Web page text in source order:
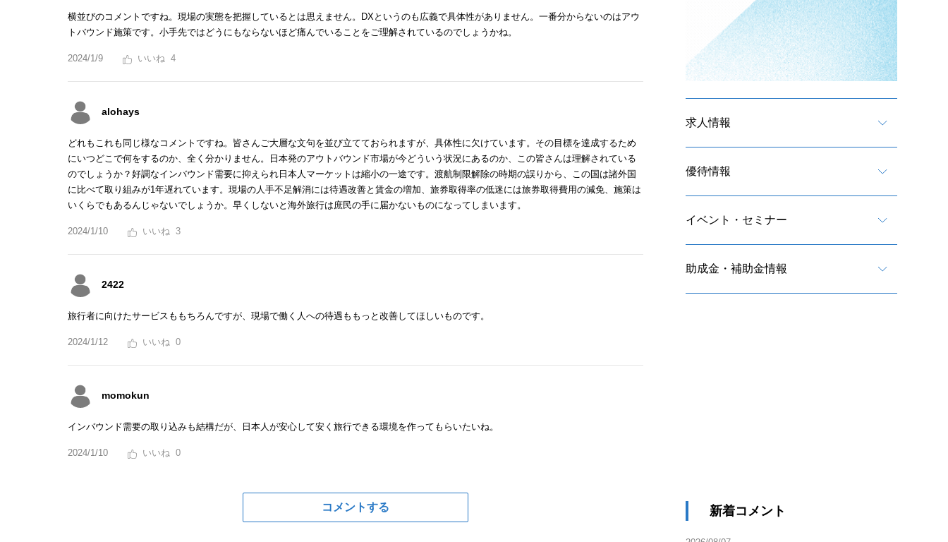
横並びのコメントですね。現場の実態を把握しているとは思えません。DXというのも広義で具体性がありません。一番分からないのはアウ
トバウンド施策です。小手先ではどうにもならないほど痛んでいることをご理解されているのでしょうかね。
2024/1/9 4
alohays
どれもこれも同じ様なコメントですね。皆さんご大層な文句を並び立てておられますが、具体性に欠けています。その目標を達成するため
にいつどこで何をするのか、全く分かりません。日本発のアウトバウンド市場が今どういう状況にあるのか、この皆さんは理解されている
のでしょうか？好調なインバウンド需要に抑えられ日本人マーケットは縮小の一途です。渡航制限解除の時期の誤りから、この国は諸外国
に比べて取り組みが1年遅れています。現場の人手不足解消には待遇改善と賃金の増加、旅券取得率の低迷には旅券取得費用の減免、施策は
いくらでもあるんじゃないでしょうか。早くしないと海外旅行は庶民の手に届かないものになってしまいます。
2024/1/10 3
2422
旅行者に向けたサービスももちろんですが、現場で働く人への待遇ももっと改善してほしいものです。
2024/1/12 0
momokun
インバウンド需要の取り込みも結構だが、日本人が安心して安く旅行できる環境を作ってもらいたいね。
2024/1/10 0
コメントする
求人情報
優待情報
イベント・セミナー
助成金・補助金情報
新着コメント